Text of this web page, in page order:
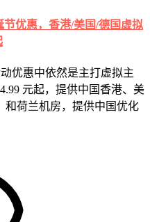
节优惠，香港/美国/德国虚拟
优惠中依然是主打虚拟主
元起，提供中国香港、美
和荷兰机房，提供中国优化